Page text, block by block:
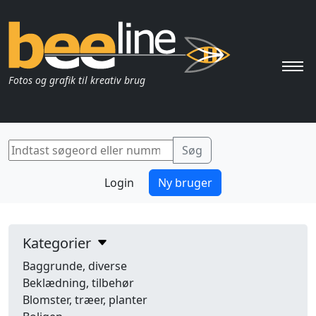
Fotos og grafik til kreativ brug
Login Ny bruger
Kategorier
Baggrunde, diverse
Beklædning, tilbehør
Blomster, træer, planter